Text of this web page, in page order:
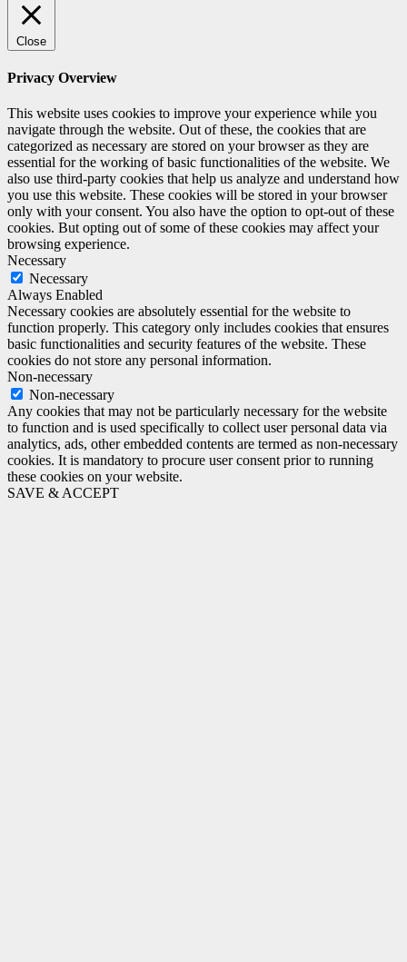
Close
Privacy Overview
This website uses cookies to improve your experience while you
navigate through the website. Out of these, the cookies that are
categorized as necessary are stored on your browser as they are
essential for the working of basic functionalities of the website. We
also use third-party cookies that help us analyze and understand how
you use this website. These cookies will be stored in your browser
only with your consent. You also have the option to opt-out of these
cookies. But opting out of some of these cookies may affect your
browsing experience.
Necessary
Necessary
Always Enabled
Necessary cookies are absolutely essential for the website to
function properly. This category only includes cookies that ensures
basic functionalities and security features of the website. These
cookies do not store any personal information.
Non-necessary
Non-necessary
Any cookies that may not be particularly necessary for the website
to function and is used specifically to collect user personal data via
analytics, ads, other embedded contents are termed as non-necessary
cookies. It is mandatory to procure user consent prior to running
these cookies on your website.
SAVE & ACCEPT